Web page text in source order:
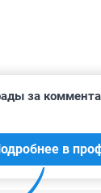
171
за
в